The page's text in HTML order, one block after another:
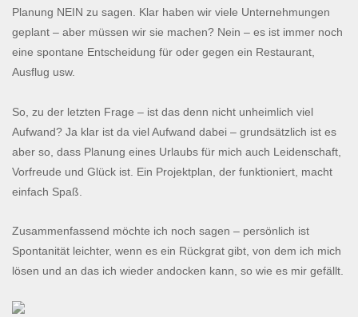
Planung NEIN zu sagen. Klar haben wir viele Unternehmungen
geplant – aber müssen wir sie machen? Nein – es ist immer noch
eine spontane Entscheidung für oder gegen ein Restaurant,
Ausflug usw.
So, zu der letzten Frage – ist das denn nicht unheimlich viel
Aufwand? Ja klar ist da viel Aufwand dabei – grundsätzlich ist es
aber so, dass Planung eines Urlaubs für mich auch Leidenschaft,
Vorfreude und Glück ist. Ein Projektplan, der funktioniert, macht
einfach Spaß.
Zusammenfassend möchte ich noch sagen – persönlich ist
Spontanität leichter, wenn es ein Rückgrat gibt, von dem ich mich
lösen und an das ich wieder andocken kann, so wie es mir gefällt.